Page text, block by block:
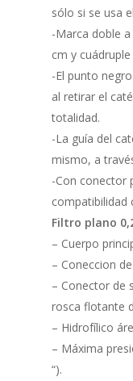
sólo si se usa
-Marca doble
cm y
-El punto
al retirar el
totalidad.
-La guía del
mismo, a
-Con conector
compatibilidad
Filtro plano
– Cuerpo
– Coneccion
– Conector de
rosca flotante
– Hidrofílico
– Máxima
“).